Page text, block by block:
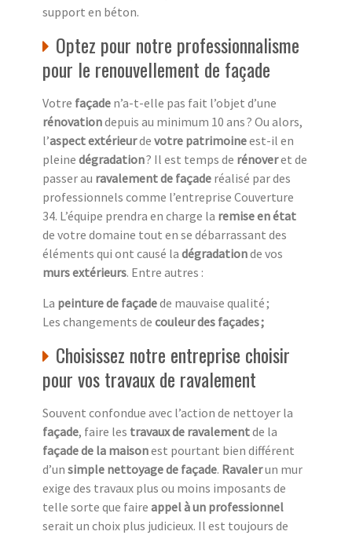
support en béton.
Optez pour notre professionnalisme
pour le renouvellement de façade
Votre façade n’a-t-elle pas fait l’objet d’une
rénovationdepuis au minimum 10 ans ? Ou alors,
l’aspect extérieurde votre patrimoineest-il en
pleine dégradation? Il est temps de rénoveret de
passer au ravalement de façade réalisé par des
professionnels comme l’entreprise Couverture
34. L’équipe prendra en charge la remise en état
de votre domaine tout en se débarrassant des
éléments qui ont causé la dégradationde vos
murs extérieurs. Entre autres :
La peinture de façadede mauvaise qualité ;
Les changements de couleur des façades ;
Choisissez notre entreprise choisir
pour vos travaux de ravalement
Souvent confondue avec l’action de nettoyer la
façade, faire les travaux de ravalementde la
façade de la maisonest pourtant bien différent
d’un simple nettoyage de façade. Ravalerun mur
exige des travaux plus ou moins imposants de
telle sorte que faire appel à un professionnel
serait un choix plus judicieux. Il est toujours de